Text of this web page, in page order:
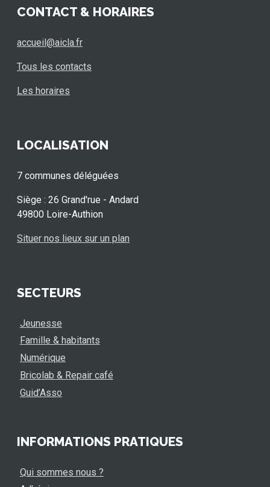
CONTACT & HORAIRES
accueil@aicla.fr
Tous les contacts
Les horaires
LOCALISATION
7 communes déléguées
Siège : 26 Grand'rue - Andard
49800 Loire-Authion
Situer nos lieux sur un plan
SECTEURS
Jeunesse
Famille & habitants
Numérique
Bricolab & Repair café
Guid’Asso
INFORMATIONS PRATIQUES
Qui sommes nous ?